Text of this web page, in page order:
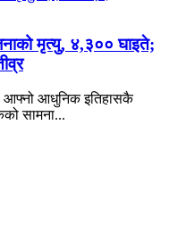
मृत्यु, ४,३०० घाइते;
आधुनिक इतिहासकै
सामना...